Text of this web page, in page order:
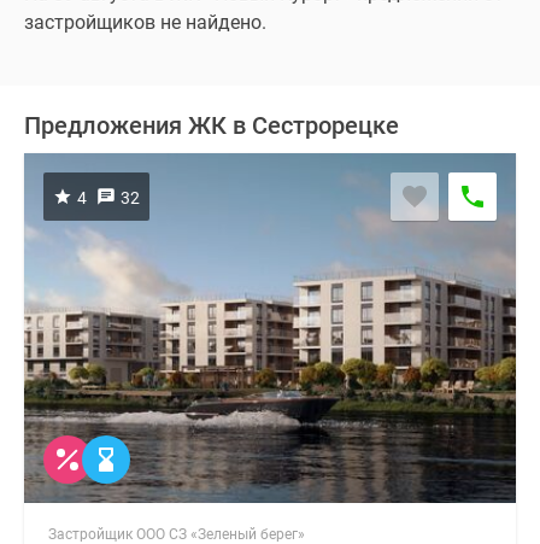
застройщиков не найдено.
Предложения ЖК в Сестрорецке
4 32
Застройщик ООО СЗ «Зеленый берег»